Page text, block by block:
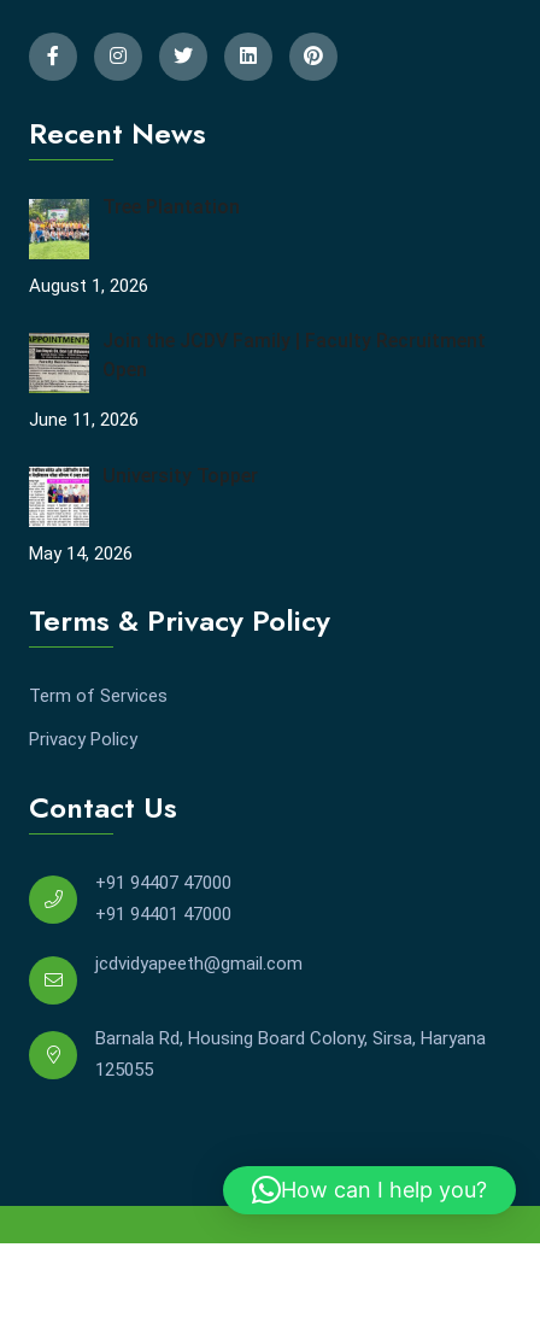
Recent News
Tree Plantation
August 1, 2026
Join the JCDV Family | Faculty Recruitment
Open
June 11, 2026
University Topper
May 14, 2026
Terms & Privacy Policy
Term of Services
Privacy Policy
Contact Us
+91 94407 47000
+91 94401 47000
jcdvidyapeeth@gmail.com
Barnala Rd, Housing Board Colony, Sirsa, Haryana
125055
How can I help you?